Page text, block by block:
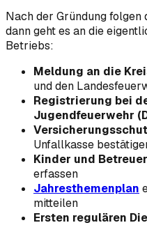
Nach der Gründung
dann geht es an die
Betriebs:
Meldung an die
und den
Registrierung bei
Jugendfeuerwehr
Unfallkasse
Kinder und Betreuer
erfassen
Jahresthemenplan
mitteilen
Ersten regulären